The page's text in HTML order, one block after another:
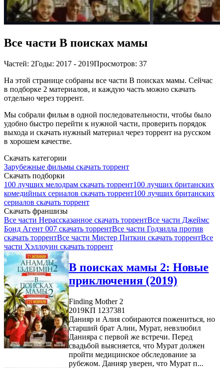
Все части В поисках мамы
Частей: 2Годы: 2017 - 2019Просмотров: 37
На этой странице собраны все части В поисках мамы. Сейчас
в подборке 2 материалов, и каждую часть можно скачать
отдельно через торрент.
Мы собрали фильм в одной последовательности, чтобы было
удобно быстро перейти к нужной части, проверить порядок
выхода и скачать нужный материал через торрент на русском
в хорошем качестве.
Скачать категории
Зарубежные фильмы скачать торрент
Скачать подборки
100 лучших мелодрам скачать торрент100 лучших британских
комедийных сериалов скачать торрент100 лучших британских
сериалов скачать торрент
Скачать франшизы
Все части Нерассказанное скачать торрентВсе части Джеймс
Бонд Агент 007 скачать торрентВсе части Годзилла против
скачать торрентВсе части Мистер Питкин скачать торрентВсе
части Хэллоуин скачать торрент
В поисках мамы 2: Новые
приключения (2019)
Finding Mother 2
2019КП 1237381
Данияр и Алия собираются пожениться, но
старший брат Алии, Мурат, невзлюбил
Данияра с первой же встречи. Перед
свадьбой выясняется, что Мурат должен
пройти медицинское обследование за
рубежом. Данияр уверен, что Мурат п...